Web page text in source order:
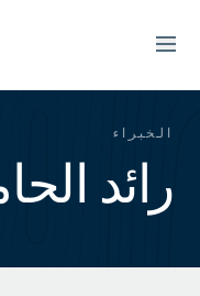
الخبراء
رائد